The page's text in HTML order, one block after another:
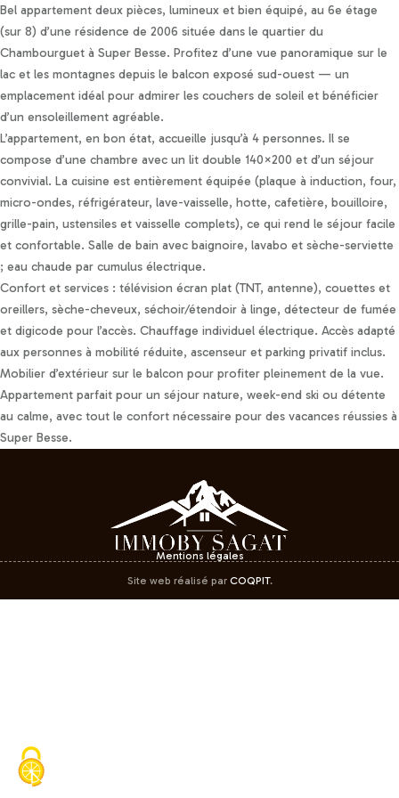
Personnaliser les préférences en matière de consentement
Bel appartement deux pièces, lumineux et bien équipé, au 6e étage
(sur 8) d’une résidence de 2006 située dans le quartier du
Chambourguet à Super Besse. Profitez d’une vue panoramique sur le
lac et les montagnes depuis le balcon exposé sud-ouest — un
emplacement idéal pour admirer les couchers de soleil et bénéficier
d’un ensoleillement agréable.
L’appartement, en bon état, accueille jusqu’à 4 personnes. Il se
compose d’une chambre avec un lit double 140×200 et d’un séjour
convivial. La cuisine est entièrement équipée (plaque à induction, four,
micro-ondes, réfrigérateur, lave-vaisselle, hotte, cafetière, bouilloire,
grille-pain, ustensiles et vaisselle complets), ce qui rend le séjour facile
et confortable. Salle de bain avec baignoire, lavabo et sèche-serviette
; eau chaude par cumulus électrique.
Confort et services : télévision écran plat (TNT, antenne), couettes et
oreillers, sèche-cheveux, séchoir/étendoir à linge, détecteur de fumée
et digicode pour l’accès. Chauffage individuel électrique. Accès adapté
aux personnes à mobilité réduite, ascenseur et parking privatif inclus.
Mobilier d’extérieur sur le balcon pour profiter pleinement de la vue.
Appartement parfait pour un séjour nature, week-end ski ou détente
au calme, avec tout le confort nécessaire pour des vacances réussies à
Super Besse.
Mentions légales
Site web réalisé par COQPIT.